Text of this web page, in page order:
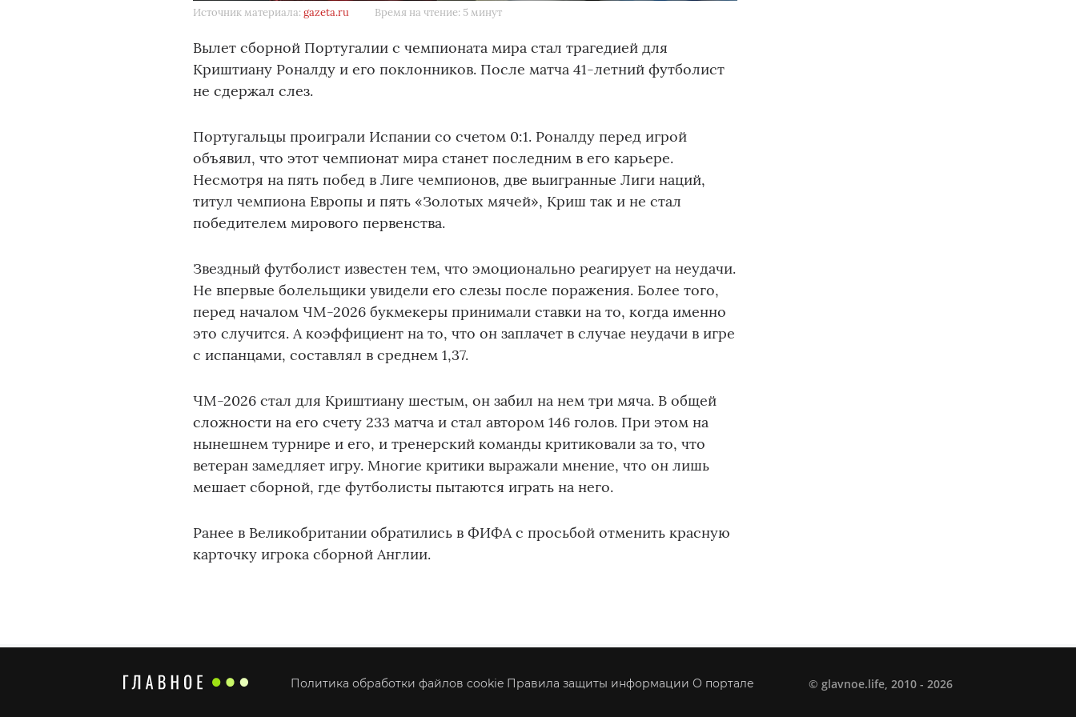
Источник материала:gazeta.ru Время на чтение: 5 минут
Вылет сборной Португалии с чемпионата мира стал трагедией для
Криштиану Роналду и его поклонников. После матча 41-летний футболист
не сдержал слез.
Португальцы проиграли Испании со счетом 0:1. Роналду перед игрой
объявил, что этот чемпионат мира станет последним в его карьере.
Несмотря на пять побед в Лиге чемпионов, две выигранные Лиги наций,
титул чемпиона Европы и пять «Золотых мячей», Криш так и не стал
победителем мирового первенства.
Звездный футболист известен тем, что эмоционально реагирует на неудачи.
Не впервые болельщики увидели его слезы после поражения. Более того,
перед началом ЧМ-2026 букмекеры принимали ставки на то, когда именно
это случится. А коэффициент на то, что он заплачет в случае неудачи в игре
с испанцами, составлял в среднем 1,37.
ЧМ-2026 стал для Криштиану шестым, он забил на нем три мяча. В общей
сложности на его счету 233 матча и стал автором 146 голов. При этом на
нынешнем турнире и его, и тренерский команды критиковали за то, что
ветеран замедляет игру. Многие критики выражали мнение, что он лишь
мешает сборной, где футболисты пытаются играть на него.
Ранее в Великобритании обратились в ФИФА с просьбой отменить красную
карточку игрока сборной Англии.
Политика обработки файлов cookie Правила защиты информации О портале © glavnoe.life , 2010 - 2026